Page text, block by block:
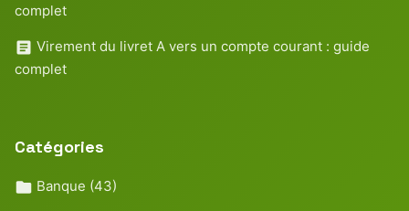
complet
Virement du livret A vers un compte courant : guide
complet
Catégories
Banque (43)